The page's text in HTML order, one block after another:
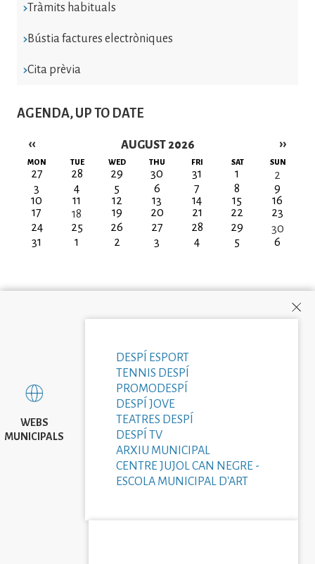
Tràmits habituals
Bústia factures electròniques
Cita prèvia
AGENDA, UP TO DATE
AUGUST 2026
Pagination
‹‹ ››
MON TUE WED THU FRI SAT SUN
27 28 29 30 31 1
2
3
4 5 6 7 8
9
10
11 12 13 14 15
16
17
18 19 20 21 22
23
24
25 26 27 28 29
30
31
1 2 3 4 5 6
WEBS
MUNICIPALS
DESPÍ ESPORT
TENNIS DESPÍ
PROMODESPÍ
DESPÍ JOVE
TEATRES DESPÍ
DESPÍ TV
ARXIU MUNICIPAL
CENTRE JUJOL CAN NEGRE -
ESCOLA MUNICIPAL D'ART